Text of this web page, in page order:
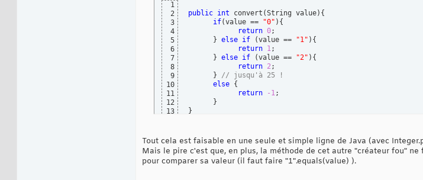
1
2
3
4
5
6
7
8
9
10
11
12
13
public int convert (String value) {
if(value == "0" ) {
return 0;
} else if (value == "1" ) {
return 1;
} else if (value == "2" ) {
return 2;
}
// jusqu'à 25 !
else {
return
-1;
}
}
Tout cela est faisable en une seule et simple ligne de Java (avec
Mais le pire c'est que, en plus, la méthode de cet autre "créateur fou"
pour comparer sa valeur (il faut faire "1".equals(value) ).